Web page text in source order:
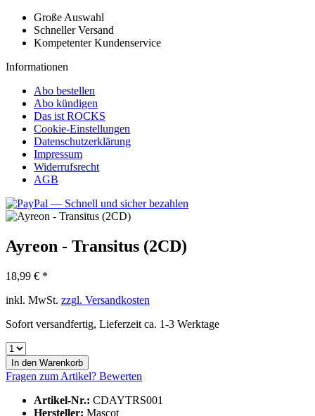
Große Auswahl
Schneller Versand
Kompetenter Kundenservice
Informationen
Abo bestellen
Abo kündigen
Das ist ROCKS
Cookie-Einstellungen
Datenschutzerklärung
Impressum
Widerrufsrecht
AGB
Ayreon - Transitus (2CD)
18,99 € *
inkl. MwSt. zzgl. Versandkosten
Sofort versandfertig, Lieferzeit ca. 1-3 Werktage
In den Warenkorb
Fragen zum Artikel? Bewerten
Artikel-Nr.: CDAYTRS001
Hersteller: Mascot